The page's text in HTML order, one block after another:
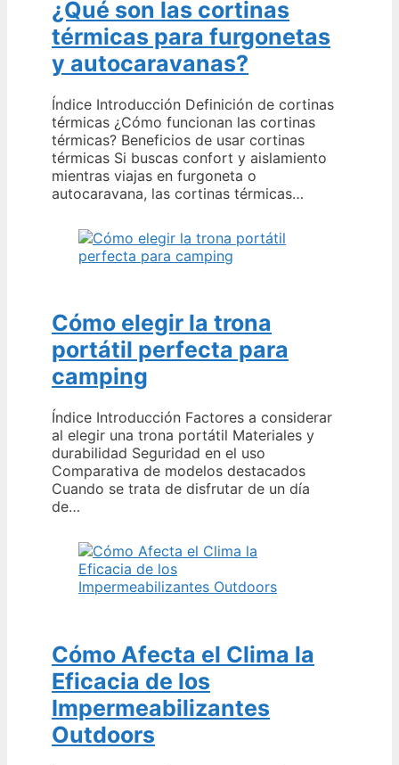
¿Qué son las cortinas
térmicas para furgonetas
y autocaravanas?
Índice Introducción Definición de cortinas
térmicas ¿Cómo funcionan las cortinas
térmicas? Beneficios de usar cortinas
térmicas Si buscas confort y aislamiento
mientras viajas en furgoneta o
autocaravana, las cortinas térmicas…
Cómo elegir la trona
portátil perfecta para
camping
Índice Introducción Factores a considerar
al elegir una trona portátil Materiales y
durabilidad Seguridad en el uso
Comparativa de modelos destacados
Cuando se trata de disfrutar de un día
de…
Cómo Afecta el Clima la
Eficacia de los
Impermeabilizantes
Outdoors